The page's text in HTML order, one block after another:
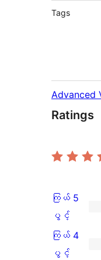
Tags
Advanced
Ratings
ကြယ်
5
ပွင့်
ကြယ် 5
ပွင့်
ကြယ်
ကြယ် 4
ပွင့်